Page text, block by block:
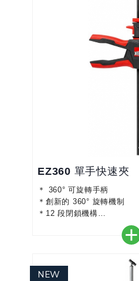
EZ360 單手快速夾
＊ 360° 可旋轉手柄
＊創新的 360° 旋轉機制
＊12 段閉鎖機構
＊帶有可拆卸保護蓋的夾緊面
＊單手操作，不費吹灰之力